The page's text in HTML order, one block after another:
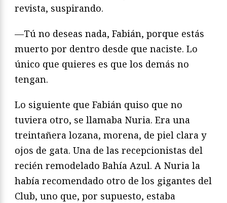
revista, suspirando.
—Tú no deseas nada, Fabián, porque estás
muerto por dentro desde que naciste. Lo
único que quieres es que los demás no
tengan.
Lo siguiente que Fabián quiso que no
tuviera otro, se llamaba Nuria. Era una
treintañera lozana, morena, de piel clara y
ojos de gata. Una de las recepcionistas del
recién remodelado Bahía Azul. A Nuria la
había recomendado otro de los gigantes del
Club, uno que, por supuesto, estaba